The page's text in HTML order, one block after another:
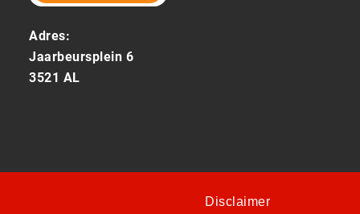
Adres:
Jaarbeursplein 6
3521 AL
Disclaimer